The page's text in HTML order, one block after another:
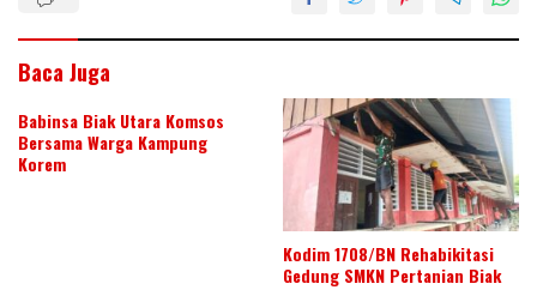
p
Baca Juga
Babinsa Biak Utara Komsos
Bersama Warga Kampung
Korem
Kodim 1708/BN Rehabikitasi
Gedung SMKN Pertanian Biak